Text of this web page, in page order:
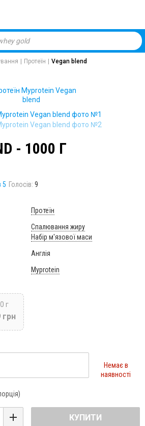
Протеїн Vegan blend
- 1000 Г
5 Голосів: 9
Протеїн
Спалювання жиру
Набір м'язової маси
Англія
Myprotein
г
грн
Немає в
наявності
КУПИТИ